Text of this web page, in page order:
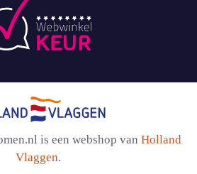
is een webshop van Holland
Vlaggen.